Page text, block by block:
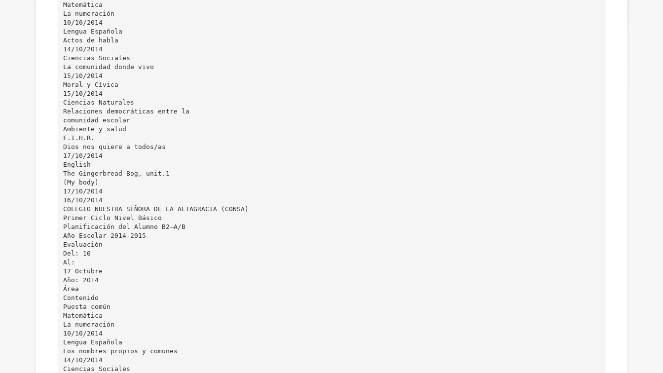
Matemática
La numeración
10/10/2014
Lengua Española
Actos de habla
14/10/2014
Ciencias Sociales
La comunidad donde vivo
15/10/2014
Moral y Cívica
15/10/2014
Ciencias Naturales
Relaciones democráticas entre la
comunidad escolar
Ambiente y salud
F.I.H.R.
Dios nos quiere a todos/as
17/10/2014
English
The Gingerbread Bog, unit.1
(My body)
17/10/2014
16/10/2014
COLEGIO NUESTRA SEÑORA DE LA ALTAGRACIA (CONSA)
Primer Ciclo Nivel Básico
Planificación del Alumno B2–A/B
Año Escolar 2014-2015
Evaluación
Del: 10
Al:
17 Octubre
Año: 2014
Área
Contenido
Puesta común
Matemática
La numeración
10/10/2014
Lengua Española
Los nombres propios y comunes
14/10/2014
Ciencias Sociales